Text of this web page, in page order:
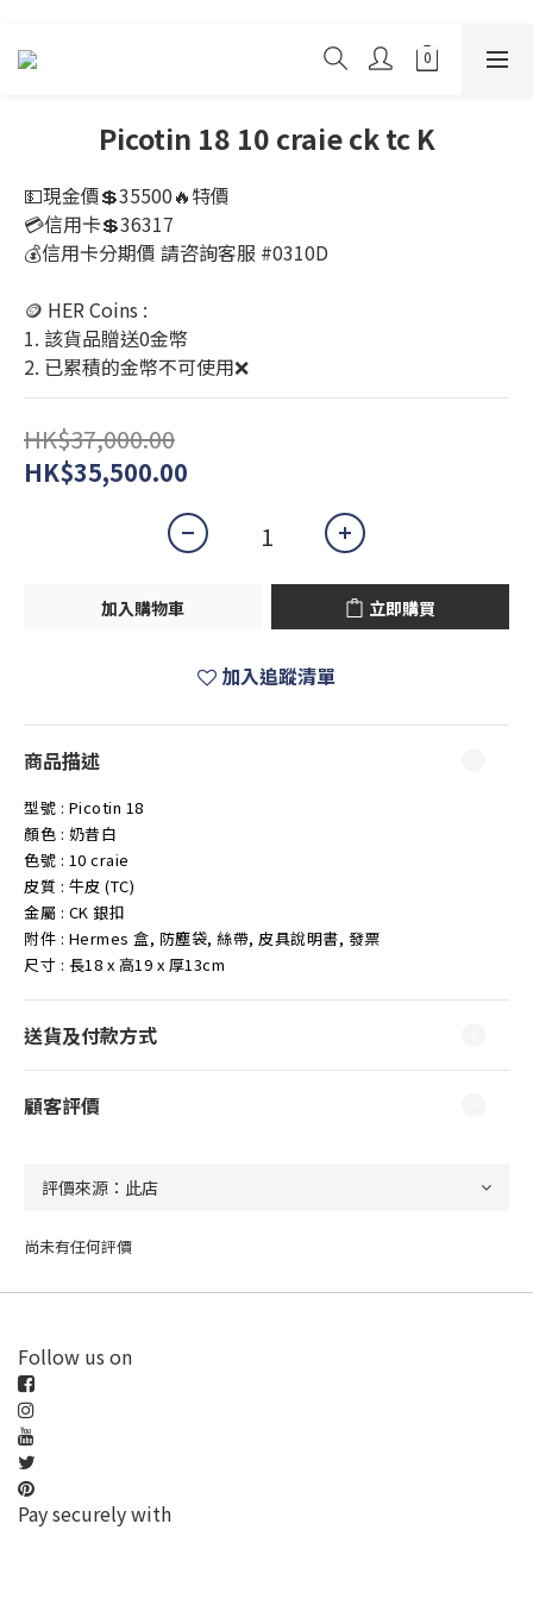
Picotin 18 10 craie ck tc K
💵現金價💲35500🔥特價
💳信用卡💲36317
💰信用卡分期價 請咨詢客服 #0310D
🪙 HER Coins :
1. 該貨品贈送0金幣
2. 已累積的金幣不可使用❌
HK$37,000.00
HK$35,500.00
加入購物車 立即購買
加入追蹤清單
商品描述
型號 : Picotin 18
顏色 : 奶昔白
色號 : 10 craie
皮質 : 牛皮 (TC)
金屬 : CK 銀扣
附件 : Hermes 盒, 防塵袋, 絲帶, 皮具說明書, 發票
尺寸 : 長18 x 高19 x 厚13cm
送貨及付款方式
顧客評價
尚未有任何評價
Follow us on
Pay securely with